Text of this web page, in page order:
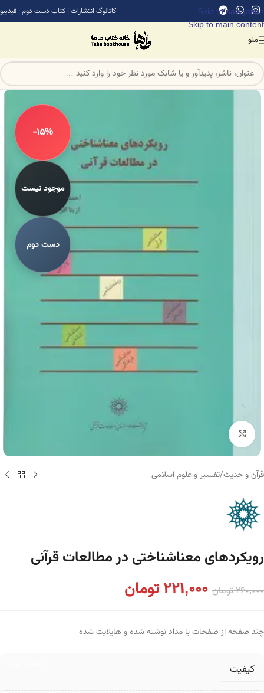
Skip to navigation
Skip to main content
کاتالوگ انتشارات | کتاب دست دوم | فیدیبو
منو
-15%
موجود نیست
دست دوم
برای بزرگنمایی کلیک کنید
قرآن و حدیث/تفسیر و علوم اسلامی
رویکردهای معناشناختی در مطالعات قرآنی
260,000تومان 221,000تومان
چند صفحه از صفحات با مداد نوشته شده و هایلایت شده
کیفیت